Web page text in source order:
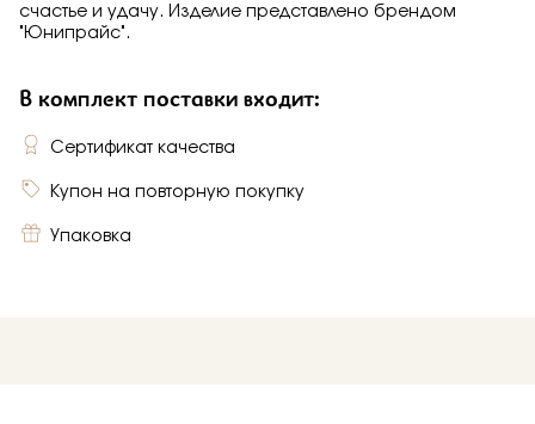
счастье и удачу. Изделие представлено брендом
"Юнипрайс".
В комплект поставки входит:
Сертификат качества
Купон на повторную покупку
Упаковка